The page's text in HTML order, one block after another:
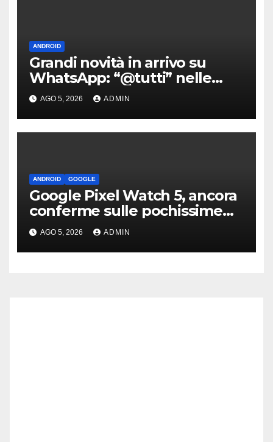
ANDROID
Grandi novità in arrivo su
WhatsApp: “@tutti” nelle
chat di gruppo e non solo
AGO 5, 2026 ADMIN
ANDROID GOOGLE
Google Pixel Watch 5, ancora
conferme sulle pochissime
novità hardware
AGO 5, 2026 ADMIN